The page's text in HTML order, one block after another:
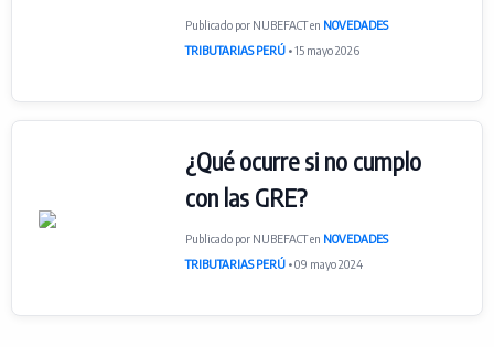
Publicado por NUBEFACT en NOVEDADES
TRIBUTARIAS PERÚ • 15 mayo 2026
¿Qué ocurre si no cumplo
con las GRE?
Publicado por NUBEFACT en NOVEDADES
TRIBUTARIAS PERÚ • 09 mayo 2024